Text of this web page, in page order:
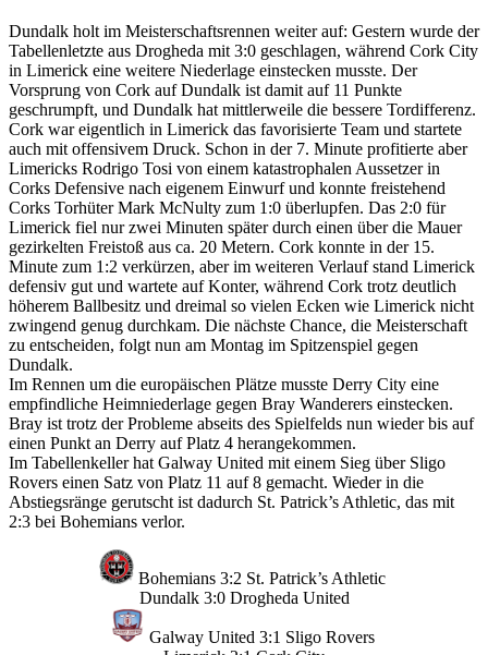
Dundalk holt im Meisterschaftsrennen weiter auf: Gestern wurde der
Tabellenletzte aus Drogheda mit 3:0 geschlagen, während Cork City
in Limerick eine weitere Niederlage einstecken musste. Der
Vorsprung von Cork auf Dundalk ist damit auf 11 Punkte
geschrumpft, und Dundalk hat mittlerweile die bessere Tordifferenz.
Cork war eigentlich in Limerick das favorisierte Team und startete
auch mit offensivem Druck. Schon in der 7. Minute profitierte aber
Limericks Rodrigo Tosi von einem katastrophalen Aussetzer in
Corks Defensive nach eigenem Einwurf und konnte freistehend
Corks Torhüter Mark McNulty zum 1:0 überlupfen. Das 2:0 für
Limerick fiel nur zwei Minuten später durch einen über die Mauer
gezirkelten Freistoß aus ca. 20 Metern. Cork konnte in der 15.
Minute zum 1:2 verkürzen, aber im weiteren Verlauf stand Limerick
defensiv gut und wartete auf Konter, während Cork trotz deutlich
höherem Ballbesitz und dreimal so vielen Ecken wie Limerick nicht
zwingend genug durchkam. Die nächste Chance, die Meisterschaft
zu entscheiden, folgt nun am Montag im Spitzenspiel gegen
Dundalk.
Im Rennen um die europäischen Plätze musste Derry City eine
empfindliche Heimniederlage gegen Bray Wanderers einstecken.
Bray ist trotz der Probleme abseits des Spielfelds nun wieder bis auf
einen Punkt an Derry auf Platz 4 herangekommen.
Im Tabellenkeller hat Galway United mit einem Sieg über Sligo
Rovers einen Satz von Platz 11 auf 8 gemacht. Wieder in die
Abstiegsränge gerutscht ist dadurch St. Patrick’s Athletic, das mit
2:3 bei Bohemians verlor.
Bohemians 3:2 St. Patrick’s Athletic
Dundalk 3:0 Drogheda United
Galway United 3:1 Sligo Rovers